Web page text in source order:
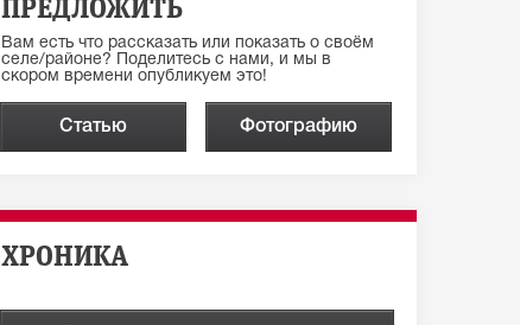
ПРЕДЛОЖИТЬ
Вам есть что рассказать или показать о своём
селе/районе? Поделитесь с нами, и мы в
скором времени опубликуем это!
Статью Фотографию
ХРОНИКА